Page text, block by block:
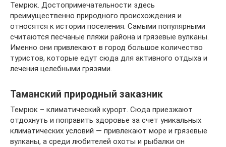
Темрюк. Достопримечательности здесь
преимущественно природного происхождения и
относятся к истории поселения. Самыми популярными
считаются песчаные пляжи района и грязевые вулканы.
Именно они привлекают в город большое количество
туристов, которые едут сюда для активного отдыха и
лечения целебными грязями.
Таманский природный заказник
Темрюк – климатический курорт. Сюда приезжают
отдохнуть и поправить здоровье за счет уникальных
климатических условий — привлекают море и грязевые
вулканы, а среди любителей охоты и рыбалки он